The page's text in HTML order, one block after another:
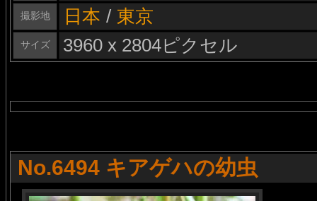
撮影地 日本 / 東京
サイズ 3960 x 2804ピクセル
No.6494 キアゲハの幼虫